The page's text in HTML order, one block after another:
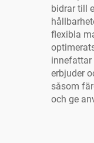
bidrar till
flexibla
innefattar
erbjuder
såsom
och ge